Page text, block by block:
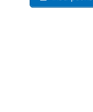
saison